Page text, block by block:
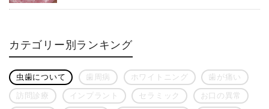
カテゴリー別ランキング
虫歯について 歯周病 ホワイトニング 歯が痛い
訪問診療 インプラント セラミック お口の異常